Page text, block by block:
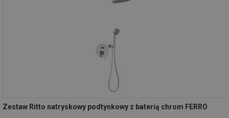
Zestaw Ritto natryskowy podtynkowy z baterią chrom FERRO